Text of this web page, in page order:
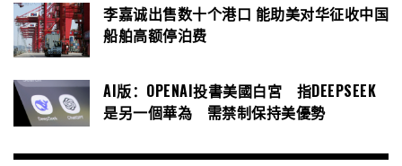
李嘉诚出售数十个港口 能助美对华征收中国
船舶高额停泊费
AI版：OPENAI投書美國白宮 指DEEPSEEK
是另一個華為 需禁制保持美優勢